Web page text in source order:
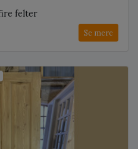
felter
Se mere